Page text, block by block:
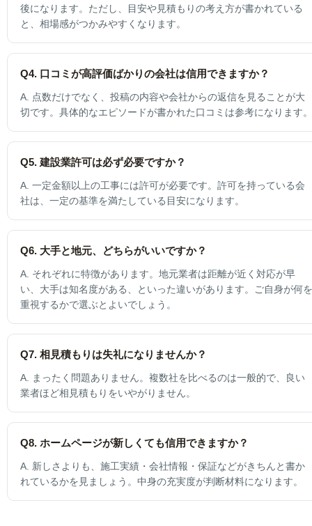
後になります。ただし、目安や見積もりの考え方が書かれている
と、相場感がつかみやすくなります。
Q4. 口コミが高評価ばかりの会社は信用できますか？
A. 点数だけでなく、投稿の内容や会社からの返信を見ることが大
切です。具体的なエピソードが書かれた口コミは参考になります。
Q5. 建設業許可は必ず必要ですか？
A. 一定金額以上の工事には許可が必要です。許可を持っている会
社は、一定の基準を満たしている目安になります。
Q6. 大手と地元、どちらがいいですか？
A. それぞれに特徴があります。地元業者は距離が近く対応が早
い、大手は知名度がある、といった違いがあります。ご自身が何を
重視するかで選ぶとよいでしょう。
Q7. 相見積もりは失礼になりませんか？
A. まったく問題ありません。複数社を比べるのは一般的で、良い
業者ほど相見積もりをいやがりません。
Q8. ホームページが新しくても信用できますか？
A. 新しさよりも、施工実績・会社情報・保証などがきちんと書か
れているかを見ましょう。中身の充実度が判断材料になります。